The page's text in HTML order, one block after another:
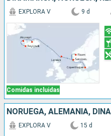
Comidas incluidas
EXPLORA V 9 d
EXPLORA V 15 d